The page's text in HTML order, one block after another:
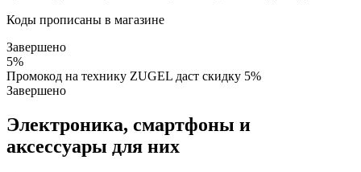
Коды прописаны в магазине
Завершено
5%
Промокод на технику ZUGEL даст скидку 5%
Завершено
Электроника, смартфоны и
аксессуары для них